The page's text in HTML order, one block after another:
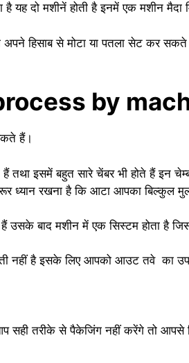
दो मशीनें होती है इनमें एक मशीन मैदा
हिसाब से मोटा या पतला सेट कर
process by
हैं।
इसमें बहुत सारे चेंबर भी होते हैं इन
रखना है कि आटा आपका बिल्कुल
उसके बाद मशीन में एक सिस्टम होता है
नहीं है इसके लिए आपको आउट तवे का
तरीके से पैकेजिंग नहीं करेंगे तो आपसे